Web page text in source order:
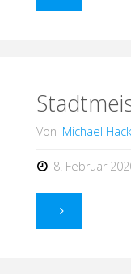
End
für
TS
Von Michael
8. Februar